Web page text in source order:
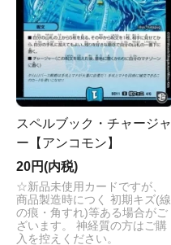
スペルブック・チャージャ
ー【アンコモン】
20円(内税)
☆新品未使用カードですが、
商品製造時につく 初期キズ(線
の痕・角すれ)等ある場合がご
ざいます。 神経質の方はご購
入を控えください。